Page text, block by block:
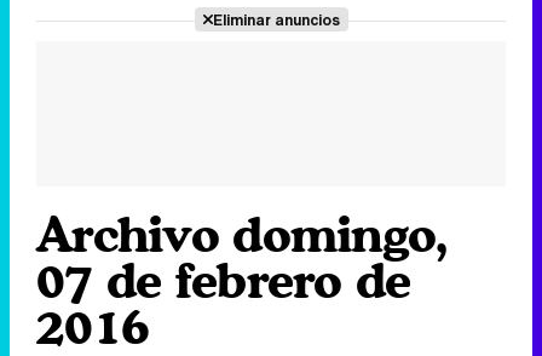
Eliminar anuncios
Archivo domingo,
07 de febrero de
2016